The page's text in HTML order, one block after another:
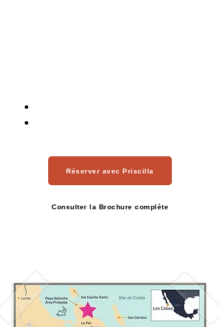
Réserver avec Priscilla
Consulter la Brochure complète